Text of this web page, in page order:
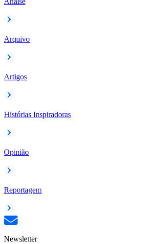
Arquivo
Artigos
Histórias Inspiradoras
Opinião
Reportagem
Newsletter